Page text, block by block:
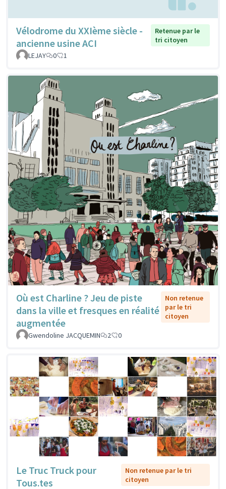
Vélodrome du XXIème siècle -
ancienne usine ACI
Retenue par le
tri citoyen
LEJAY
0 1
Où est Charline ? Jeu de piste
dans la ville et fresques en réalité
augmentée
Non retenue
par le tri
citoyen
Gwendoline JACQUEMIN 2 0
Le Truc Truck pour
Tous.tes
Non retenue par le tri
citoyen